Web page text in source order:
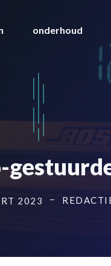
onderhoud
2023